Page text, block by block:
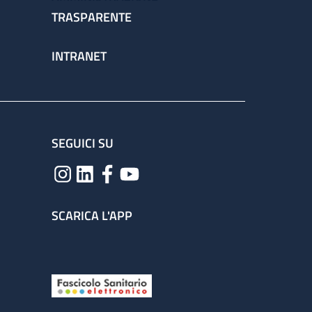
TRASPARENTE
INTRANET
SEGUICI SU
SCARICA L'APP